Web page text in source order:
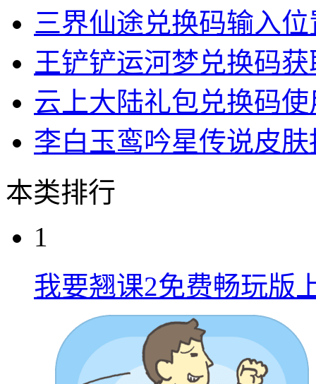
三界仙途兑换码输入
王铲铲运河梦兑换码
云上大陆礼包兑换码
李白玉鸾吟星传说皮
本类排行
1
我要翘课2免费畅玩版